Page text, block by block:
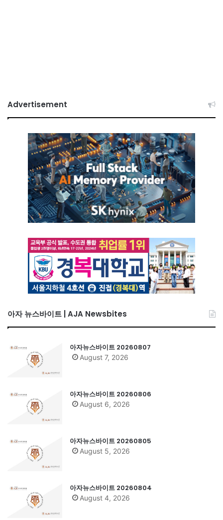
Advertisement
아자 뉴스바이트 | AJA Newsbites
아자뉴스바이트 20260807
August 7, 2026
아자뉴스바이트 20260806
August 6, 2026
아자뉴스바이트 20260805
August 5, 2026
아자뉴스바이트 20260804
August 4, 2026